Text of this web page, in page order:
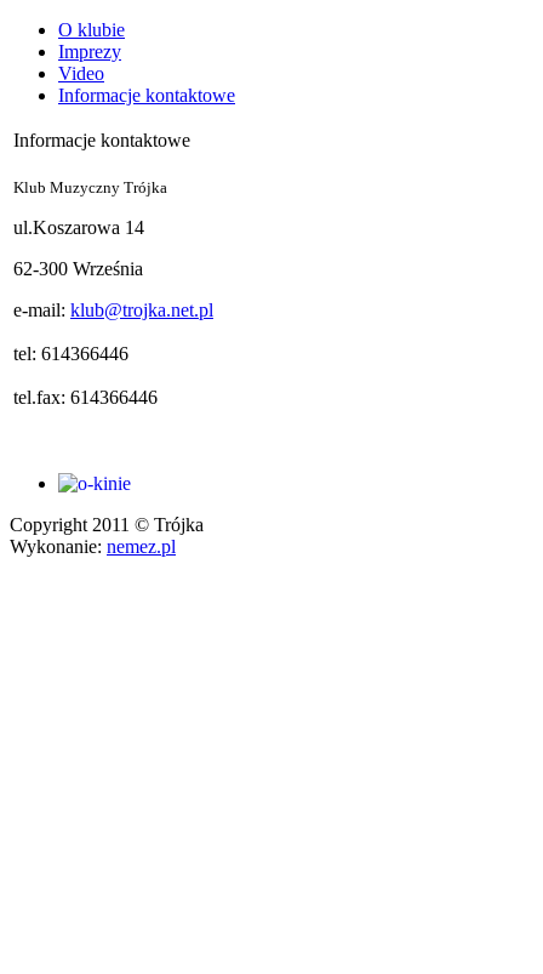
O klubie
Imprezy
Video
Informacje kontaktowe
Informacje kontaktowe
Klub Muzyczny Trójka
ul.Koszarowa 14
62-300 Września
e-mail: klub@trojka.net.pl
tel: 614366446
tel.fax: 614366446
Copyright 2011 © Trójka
Wykonanie: nemez.pl